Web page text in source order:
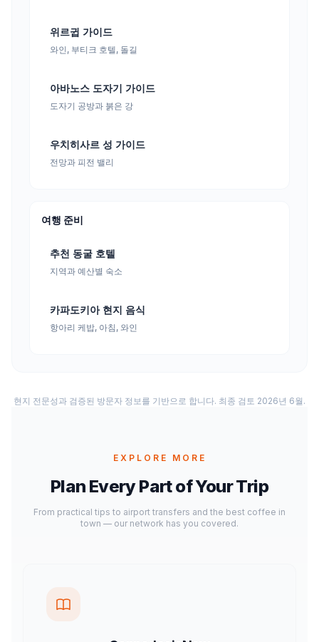
위르귑 가이드
와인, 부티크 호텔, 돌길
아바노스 도자기 가이드
도자기 공방과 붉은 강
우치히사르 성 가이드
전망과 피전 밸리
여행 준비
추천 동굴 호텔
지역과 예산별 숙소
카파도키아 현지 음식
항아리 케밥, 아침, 와인
현지 전문성과 검증된 방문자 정보를 기반으로 합니다. 최종 검토 2026년 6월.
EXPLORE MORE
Plan Every Part of Your Trip
From practical tips to airport transfers and the best coffee in
town — our network has you covered.